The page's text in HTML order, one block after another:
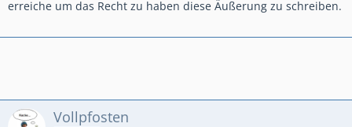
erreiche um das Recht zu haben diese Äußerung zu schreiben.
Vollpfosten